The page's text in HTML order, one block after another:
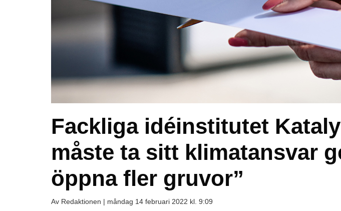
Fackliga idéinstitutet
måste ta sitt klimatansvar
öppna fler gruvor”
Av Redaktionen | måndag 14 februari 2022 kl. 9:09